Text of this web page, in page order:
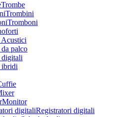
Trombe
Trombini
Tromboni
palco
ibridi
Monitor
Registratori digitali